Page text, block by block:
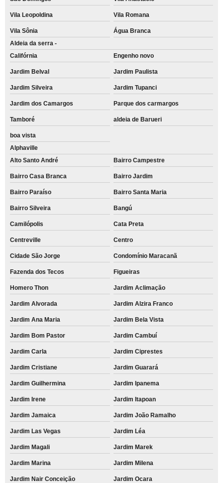
Vila Leopoldina Vila Romana
Vila Sônia
Água Branca
Aldeia da serra -
Califórnia
Engenho novo
Jardim Belval Jardim Paulista
Jardim Silveira Jardim Tupanci
Jardim dos Camargos Parque dos carmargos
Tamboré aldeia de Barueri
boa vista
Alphaville
Alto Santo André
Bairro Campestre
Bairro Casa Branca Bairro Jardim
Bairro Paraíso Bairro Santa Maria
Bairro Silveira Bangú
Camilópolis Cata Preta
Centreville Centro
Cidade São Jorge Condomínio Maracanã
Fazenda dos Tecos Figueiras
Homero Thon Jardim Aclimação
Jardim Alvorada Jardim Alzira Franco
Jardim Ana Maria Jardim Bela Vista
Jardim Bom Pastor Jardim Cambuí
Jardim Carla Jardim Ciprestes
Jardim Cristiane Jardim Guarará
Jardim Guilhermina Jardim Ipanema
Jardim Irene Jardim Itapoan
Jardim Jamaica Jardim João Ramalho
Jardim Las Vegas Jardim Léa
Jardim Magali Jardim Marek
Jardim Marina Jardim Milena
Jardim Nair Conceição Jardim Ocara